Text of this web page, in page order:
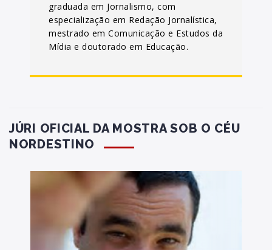
graduada em Jornalismo, com
especialização em Redação Jornalística,
mestrado em Comunicação e Estudos da
Mídia e doutorado em Educação.
JÚRI OFICIAL DA MOSTRA SOB O CÉU
NORDESTINO